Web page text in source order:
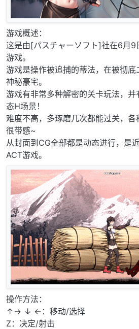
游戏概述：
这是由[パスチャーソフト]社在6月9
游戏。
游戏是操作被追捕的蒂法，在被彻
神秘豪宅。
游戏有非常多种解密的关卡玩法，
态H场景！
难度不高，多琢磨几次都能过关，
很带感~
从封面到CG全部都是动态进行，是
ACT游戏。
操作方法：
↑→ ↓ ←：移动/选择
Z：决定/射击